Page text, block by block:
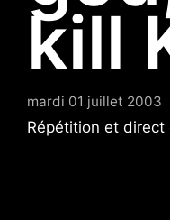
kill
mardi 01 juillet 2003
Répétition et direct